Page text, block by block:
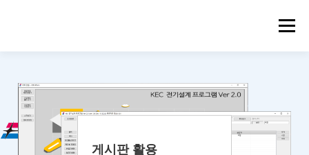
메뉴
게시판 활용